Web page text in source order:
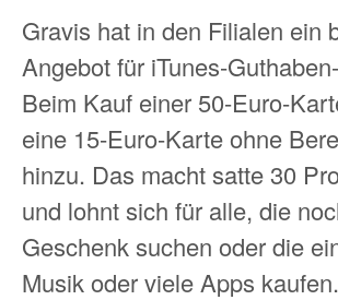
Gravis hat in den Filialen ein
Angebot für iTunes-
Beim Kauf einer 50-Euro-
eine 15-Euro-Karte ohne
hinzu. Das macht satte 30
und lohnt sich für alle, die
Geschenk suchen oder die
Musik oder viele Apps kaufen.